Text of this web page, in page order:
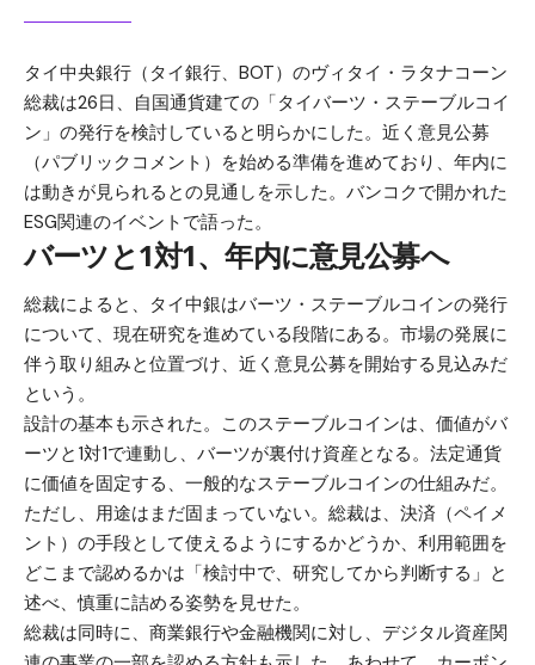
タイ中央銀行（タイ銀行、BOT）のヴィタイ・ラタナコーン
総裁は26日、自国通貨建ての「タイバーツ・ステーブルコイ
ン」の発行を検討していると明らかにした。近く意見公募
（パブリックコメント）を始める準備を進めており、年内に
は動きが見られるとの見通しを示した。バンコクで開かれた
ESG関連のイベントで語った。
バーツと1対1、年内に意見公募へ
総裁によると、タイ中銀はバーツ・ステーブルコインの発行
について、現在研究を進めている段階にある。市場の発展に
伴う取り組みと位置づけ、近く意見公募を開始する見込みだ
という。
設計の基本も示された。このステーブルコインは、価値がバ
ーツと1対1で連動し、バーツが裏付け資産となる。法定通貨
に価値を固定する、一般的なステーブルコインの仕組みだ。
ただし、用途はまだ固まっていない。総裁は、決済（ペイメ
ント）の手段として使えるようにするかどうか、利用範囲を
どこまで認めるかは「検討中で、研究してから判断する」と
述べ、慎重に詰める姿勢を見せた。
総裁は同時に、商業銀行や金融機関に対し、デジタル資産関